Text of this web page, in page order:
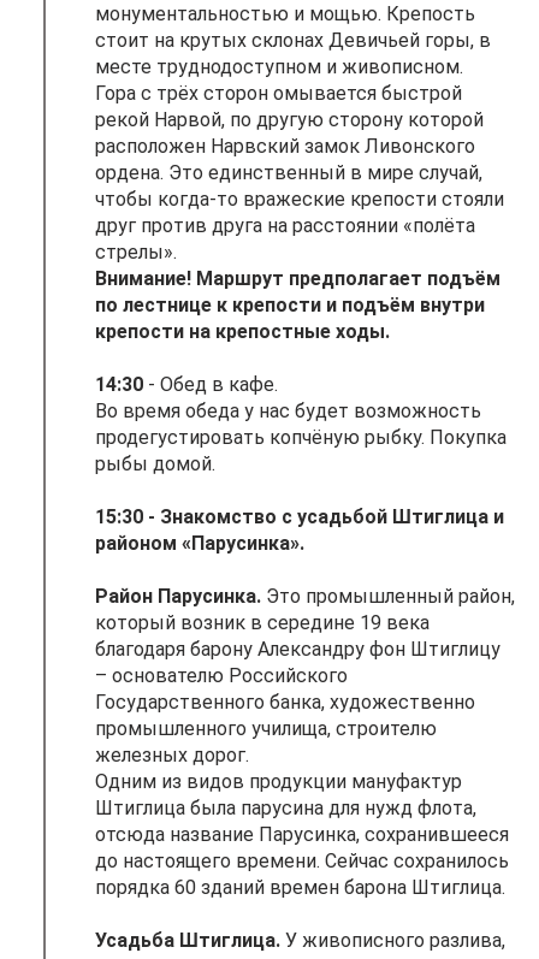
монументальностью и мощью. Крепость
стоит на крутых склонах Девичьей горы, в
месте труднодоступном и живописном.
Гора с трёх сторон омывается быстрой
рекой Нарвой, по другую сторону которой
расположен Нарвский замок Ливонского
ордена. Это единственный в мире случай,
чтобы когда-то вражеские крепости стояли
друг против друга на расстоянии «полёта
стрелы».
Внимание! Маршрут предполагает подъём
по лестнице к крепости и подъём внутри
крепости на крепостные ходы.
14:30 - Обед в кафе.
Во время обеда у нас будет возможность
продегустировать копчёную рыбку. Покупка
рыбы домой.
15:30 - Знакомство с усадьбой Штиглица и
районом «Парусинка».
Район Парусинка. Это промышленный район,
который возник в середине 19 века
благодаря барону Александру фон Штиглицу
– основателю Российского
Государственного банка, художественно
промышленного училища, строителю
железных дорог.
Одним из видов продукции мануфактур
Штиглица была парусина для нужд флота,
отсюда название Парусинка, сохранившееся
до настоящего времени. Сейчас сохранилось
порядка 60 зданий времен барона Штиглица.
Усадьба Штиглица. У живописного разлива,